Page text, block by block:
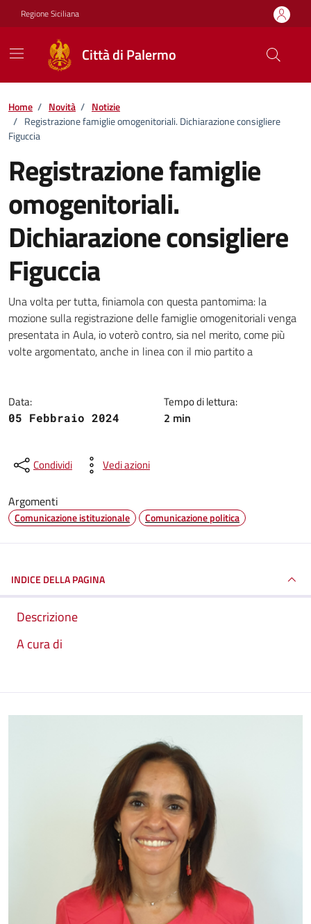
Vai ai contenuti
Vai al footer
Regione Siciliana
Città di Palermo
Home / Novità / Notizie
/ Registrazione famiglie omogenitoriali. Dichiarazione consigliere
Figuccia
Registrazione famiglie
omogenitoriali.
Dichiarazione consigliere
Figuccia
Dettagli della notizia
Una volta per tutta, finiamola con questa pantomima: la
mozione sulla registrazione delle famiglie omogenitoriali venga
presentata in Aula, io voterò contro, sia nel merito, come più
volte argomentato, anche in linea con il mio partito a
Data:
05 Febbraio 2024
Tempo di lettura:
2 min
Condividi Vedi azioni
Argomenti
Comunicazione istituzionale Comunicazione politica
INDICE DELLA PAGINA
Descrizione
A cura di